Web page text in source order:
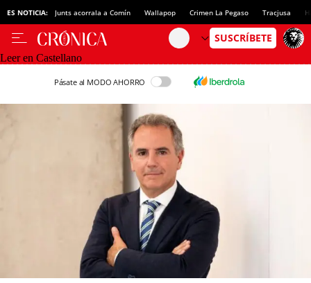
ES NOTICIA: Junts acorrala a Comín Wallapop Crimen La Pegaso Tracjusa
Leer en Castellano
Pásate al MODO AHORRO